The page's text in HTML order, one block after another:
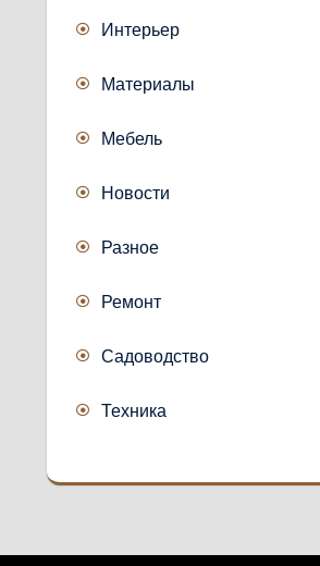
Интерьер
Материалы
Мебель
Новости
Разное
Ремонт
Садоводство
Техника